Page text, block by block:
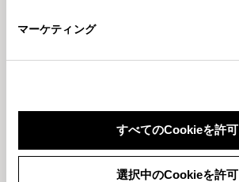
マーケティング
すべてのCookieを許可
選択中のCookieを許可
【高岡】2026夏フェス開催🌞